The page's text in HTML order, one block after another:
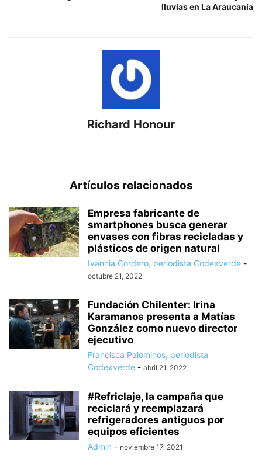
lluvias en La Araucanía
Richard Honour
Artículos relacionados
Empresa fabricante de
smartphones busca generar
envases con fibras recicladas y
plásticos de origen natural
Ivannia Cordero, periodista Codexverde -
octubre 21, 2022
Fundación Chilenter: Irina
Karamanos presenta a Matías
González como nuevo director
ejecutivo
Francisca Palominos, periodista
Codexverde - abril 21, 2022
#Refriclaje, la campaña que
reciclará y reemplazará
refrigeradores antiguos por
equipos eficientes
Admin - noviembre 17, 2021